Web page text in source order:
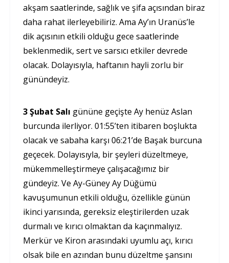
akşam saatlerinde, sağlık ve şifa açısından biraz
daha rahat ilerleyebiliriz. Ama Ay’ın Uranüs’le
dik açısının etkili olduğu gece saatlerinde
beklenmedik, sert ve sarsıcı etkiler devrede
olacak. Dolayısıyla, haftanın hayli zorlu bir
günündeyiz.
3 Şubat Salı gününe geçişte Ay henüz Aslan
burcunda ilerliyor. 01:55’ten itibaren boşlukta
olacak ve sabaha karşı 06:21’de Başak burcuna
geçecek. Dolayısıyla, bir şeyleri düzeltmeye,
mükemmelleştirmeye çalışacağımız bir
gündeyiz. Ve Ay-Güney Ay Düğümü
kavuşumunun etkili olduğu, özellikle günün
ikinci yarısında, gereksiz eleştirilerden uzak
durmalı ve kırıcı olmaktan da kaçınmalıyız.
Merkür ve Kiron arasındaki uyumlu açı, kırıcı
olsak bile en azından bunu düzeltme şansını